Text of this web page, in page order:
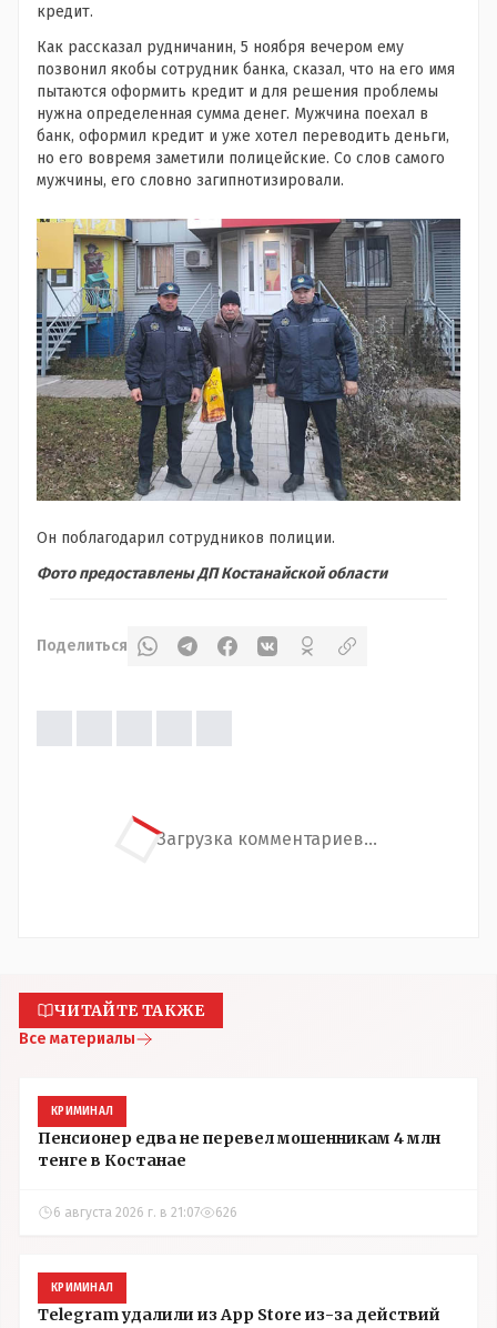
кредит.
Как рассказал рудничанин, 5 ноября вечером ему
позвонил якобы сотрудник банка, сказал, что на его имя
пытаются оформить кредит и для решения проблемы
нужна определенная сумма денег. Мужчина поехал в
банк, оформил кредит и уже хотел переводить деньги,
но его вовремя заметили полицейские. Со слов самого
мужчины, его словно загипнотизировали.
Он поблагодарил сотрудников полиции.
Фото предоставлены ДП Костанайской области
Поделиться
Загрузка комментариев...
ЧИТАЙТЕ ТАКЖЕ
Все материалы
КРИМИНАЛ
Пенсионер едва не перевел мошенникам 4 млн
тенге в Костанае
6 августа 2026 г. в 21:07 626
КРИМИНАЛ
Telegram удалили из App Store из-за действий